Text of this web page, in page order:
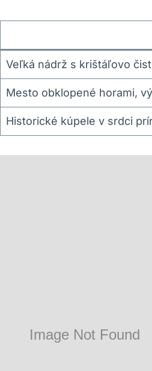
Veľká nádrž s krištáľovo
Mesto obklopené horami,
Historické kúpele v srdci